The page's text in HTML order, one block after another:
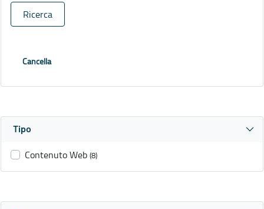
Ricerca
Cancella
Tipo
Contenuto Web (8)